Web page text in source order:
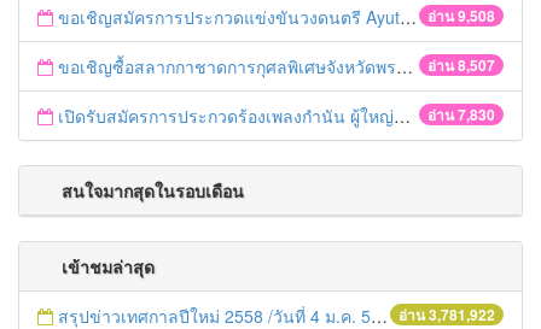
อ่าน 9,508
ขอเชิญสมัครการประกวดแข่งขันวงดนตรี Ayutthaya battle of the bands
อ่าน 8,507
ขอเชิญซื้อสลากกาชาดการกุศลพิเศษจังหวัดพระนครศรีอยุธยา 2560
อ่าน 7,830
เปิดรับสมัครการประกวดร้องเพลงกำนัน ผู้ใหญ่บ้าน ฯลฯ
สนใจมากสุดในรอบเดือน
เข้าชมล่าสุด
อ่าน 3,781,922
สรุปข่าวเทศกาลปีใหม่ 2558 /วันที่ 4 ม.ค. 58